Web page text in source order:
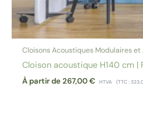
Cloisons Acoustiques Modulaires et
Cloison acoustique H140 cm |
À partir de267,00€ HTVA (TTC :